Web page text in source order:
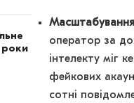
оператор за
інтелекту міг
фейкових
сотні